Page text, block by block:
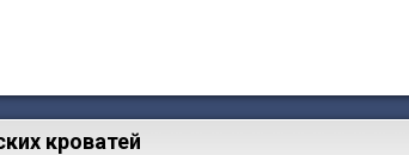
кроватей